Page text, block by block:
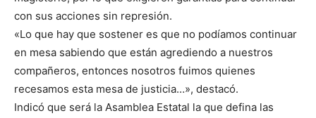
con sus acciones sin represión.
«Lo que hay que sostener es que no podíamos continuar
en mesa sabiendo que están agrediendo a nuestros
compañeros, entonces nosotros fuimos quienes
recesamos esta mesa de justicia…», destacó.
Indicó que será la Asamblea Estatal la que defina las